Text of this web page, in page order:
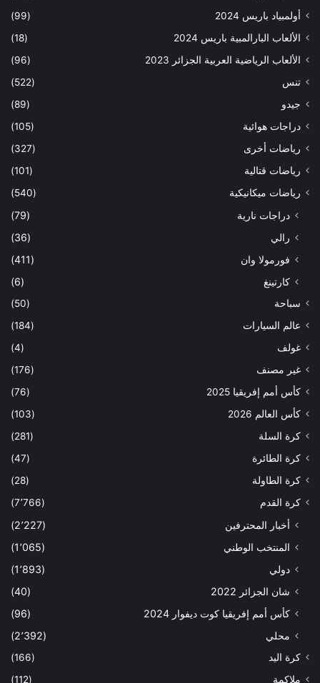
أولمبياد باريس 2024
(99)
الألعاب البارالمبية باريس 2024
(18)
الألعاب الرياضية العربية الجزائر 2023
(96)
تنس
(522)
جيدو
(89)
دراجات هوائية
(105)
رياضات أخرى
(327)
رياضات قتالية
(101)
رياضات ميكانيكية
(540)
دراجات نارية
(79)
رالي
(36)
فورمولا وان
(411)
كارتينغ
(6)
سباحة
(50)
عالم السيارات
(184)
غولف
(4)
غير مصنف
(176)
كأس أمم إفريقيا 2025
(76)
كأس العالم 2026
(103)
كرة السلة
(281)
كرة الطائرة
(47)
كرة الطاولة
(28)
كرة القدم
(7٬766)
أخبار المحترفين
(2٬227)
المنتخب الوطني
(1٬065)
دولي
(1٬893)
شان الجزائر 2022
(40)
كأس أمم إفريقيا كوت ديفوار 2024
(96)
محلي
(2٬392)
كرة اليد
(166)
ملاكمة
(112)